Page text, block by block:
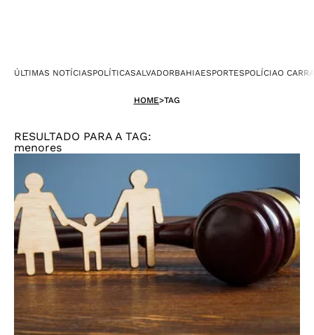
ÚLTIMAS NOTÍCIASPOLÍTICASALVADORBAHIAESPORTESPOLÍCIAO
HOME>TAG
RESULTADO PARA A TAG:
menores